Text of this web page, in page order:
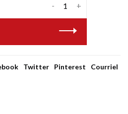
+
-
Twitter Pinterest Courriel